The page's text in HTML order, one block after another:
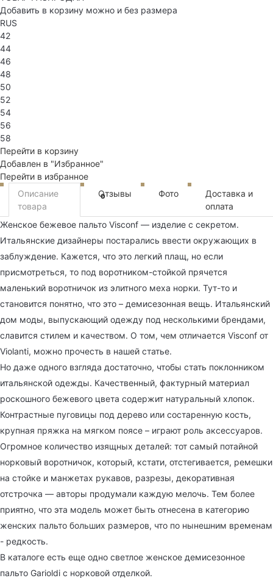
Добавить в корзину можно и без размера
RUS
42
44
46
48
50
52
54
56
58
Перейти в корзину
Добавлен в "Избранное"
Перейти в избранное
Описание
товара
Отзывы
0 Фото
Доставка и
оплата
Женское бежевое пальто Visconf — изделие с секретом.
Итальянские дизайнеры постарались ввести окружающих в
заблуждение. Кажется, что это легкий плащ, но если
присмотреться, то под воротником-стойкой прячется
маленький воротничок из элитного меха норки. Тут-то и
становится понятно, что это – демисезонная вещь. Итальянский
дом моды, выпускающий одежду под несколькими брендами,
славится стилем и качеством. О том, чем отличается Visconf от
Violanti, можно прочесть в нашей статье.
Но даже одного взгляда достаточно, чтобы стать поклонником
итальянской одежды. Качественный, фактурный материал
роскошного бежевого цвета содержит натуральный хлопок.
Контрастные пуговицы под дерево или состаренную кость,
крупная пряжка на мягком поясе – играют роль аксессуаров.
Огромное количество изящных деталей: тот самый потайной
норковый воротничок, который, кстати, отстегивается, ремешки
на стойке и манжетах рукавов, разрезы, декоративная
отстрочка — авторы продумали каждую мелочь. Тем более
приятно, что эта модель может быть отнесена в категорию
женских пальто больших размеров, что по нынешним временам
- редкость.
В каталоге есть еще одно светлое женское демисезонное
пальто Garioldi с норковой отделкой.